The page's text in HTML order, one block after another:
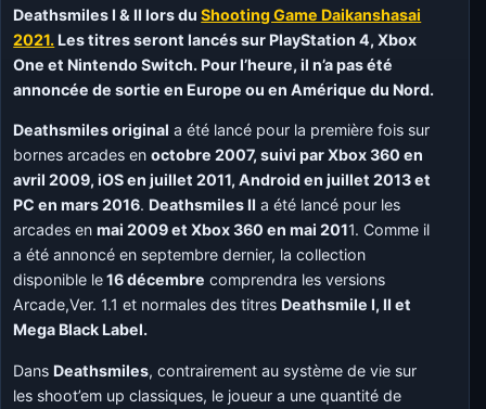
Deathsmiles I & II lorsduShooting Game Daikanshasai
2021. Les titres seront lancés sur PlayStation 4, Xbox
One et Nintendo Switch. Pour l’heure, il n’a pas été
annoncée de sortie en Europe ou en Amérique du Nord.
Deathsmilesoriginal aété lancé pour la première fois sur
bornes arcades enoctobre 2007, suivi par Xbox 360 en
avril 2009, iOS en juillet 2011, Android en juillet 2013 et
PC en mars 2016. Deathsmiles II a été lancé pour les
arcades enmai 2009 et Xbox 360 en mai 2011. Comme il
a été annoncé en septembre dernier, la collection
disponible le16 décembre comprendra les versions
Arcade,Ver. 1.1 et normales des titres Deathsmile I, II et
Mega Black Label.
Dans Deathsmiles, contrairement au système de vie sur
les shoot’em up classiques, le joueur a une quantité de